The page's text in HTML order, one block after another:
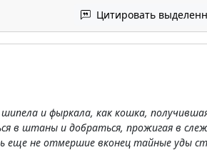
Цитировать
и фыркала, как кошка,
в штаны и добраться, прожигая в
не отмершие вконец тайные уды